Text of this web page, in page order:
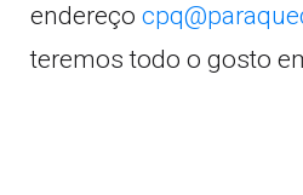
endereço
teremos todo o gosto